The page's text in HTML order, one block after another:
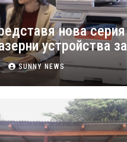
нова серия
устройства за
SUNNY NEWS